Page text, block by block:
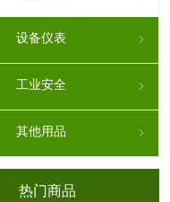
ꁇ
设备仪表
ꁇ
工业安全
ꁇ
其他用品
热门商品